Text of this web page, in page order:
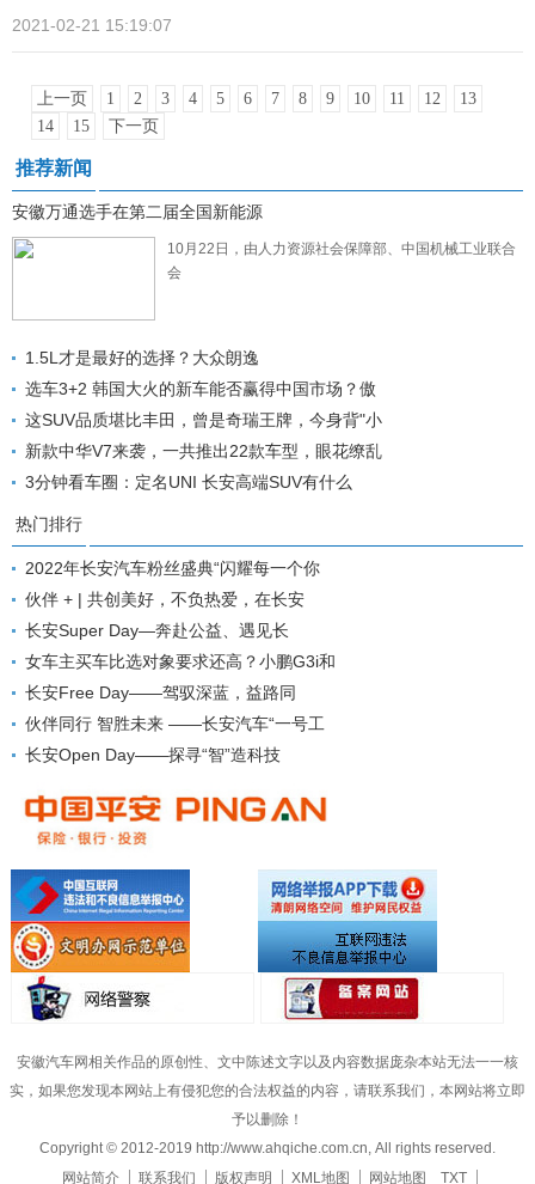
2021-02-21 15:19:07
上一页 1 2 3 4 5 6 7 8 9 10 11 12
13
14
15 下一页
推荐新闻
安徽万通选手在第二届全国新能源
10月22日，由人力资源社会保障部、中国机械工业联合
会
1.5L才是最好的选择？大众朗逸
选车3+2 韩国大火的新车能否赢得中国市场？傲
这SUV品质堪比丰田，曾是奇瑞王牌，今身背"小
新款中华V7来袭，一共推出22款车型，眼花缭乱
3分钟看车圈：定名UNI 长安高端SUV有什么
热门排行
2022年长安汽车粉丝盛典“闪耀每一个你
伙伴 + | 共创美好，不负热爱，在长安
长安Super Day—奔赴公益、遇见长
女车主买车比选对象要求还高？小鹏G3i和
长安Free Day——驾驭深蓝，益路同
伙伴同行 智胜未来 ——长安汽车“一号工
长安Open Day——探寻“智”造科技
安徽汽车网相关作品的原创性、文中陈述文字以及内容数据庞杂本站无法一一核
实，如果您发现本网站上有侵犯您的合法权益的内容，请联系我们，本网站将立即
予以删除！
Copyright © 2012-2019 http://www.ahqiche.com.cn, All rights reserved.
网站简介
联系我们 版权声明 XML地图 网站地图 TXT